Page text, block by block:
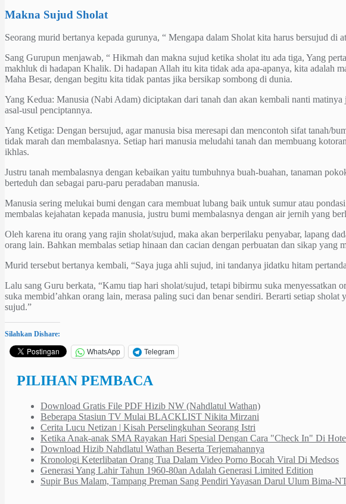
Makna Sujud Sholat
Seorang murid bertanya kepada gurunya, “ Mengapa dalam Sholat kita harus bersujud
Sang Gurupun menjawab, “ Hikmah dan makna sujud ketika sholat itu ada tiga, Yang
makhluk di hadapan Khalik. Di hadapan Allah itu kita tidak ada apa-apanya, kita adalah
Maha Besar, dengan begitu kita tidak pantas jika bersikap sombong di dunia.
Yang Kedua: Manusia (Nabi Adam) diciptakan dari tanah dan akan kembali nanti
asal-usul penciptannya.
Yang Ketiga: Dengan bersujud, agar manusia bisa meresapi dan mencontoh sifat tanah/
tidak marah dan membalasnya. Setiap hari manusia meludahi tanah dan membuang
ikhlas.
Justru tanah membalasnya dengan kebaikan yaitu tumbuhnya buah-buahan, tanaman
berteduh dan sebagai paru-paru peradaban manusia.
Manusia sering melukai bumi dengan cara membuat lubang baik untuk sumur atau
membalas kejahatan kepada manusia, justru bumi membalasnya dengan air jernih yang
Oleh karena itu orang yang rajin sholat/sujud, maka akan berperilaku penyabar, lapang
orang lain. Bahkan membalas setiap hinaan dan cacian dengan perbuatan dan sikap yang
Murid tersebut bertanya kembali, “Saya juga ahli sujud, ini tandanya jidatku hitam
Lalu sang Guru berkata, “Kamu tiap hari sholat/sujud, tetapi bibirmu suka menyessatkan
suka membid’ahkan orang lain, merasa paling suci dan benar sendiri. Berarti setiap
sujud.”
Silahkan Dishare:
WhatsApp Telegram
PILIHAN PEMBACA
Download Gratis File PDF Hizib NW (Nahdlatul Wathan)
Beberapa Stasiun TV Mulai BLACKLIST Nikita Mirzani
Cerita Lucu Netizan | Kisah Perselingkuhan Seorang Istri
Ketika Anak-anak SMA Rayakan Hari Spesial Dengan Cara "Check In" Di
Download Hizib Nahdlatul Wathan Beserta Terjemahannya
Kronologi Keterlibatan Orang Tua Dalam Video Porno Bocah Viral Di Medsos
Generasi Yang Lahir Tahun 1960-80an Adalah Generasi Limited Edition
Supir Bus Malam, Tampang Preman Sang Pendiri Yayasan Darul Ulum Bima-